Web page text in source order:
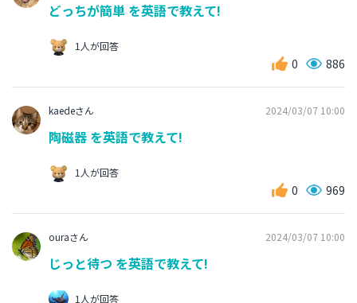
どっちが簡単 を英語で教えて!
1人が回答
0 886
kaedeさん 2024/03/07 10:00
陶磁器 を英語で教えて!
1人が回答
0 969
ouraさん 2024/03/07 10:00
じっと待つ を英語で教えて!
1人が回答